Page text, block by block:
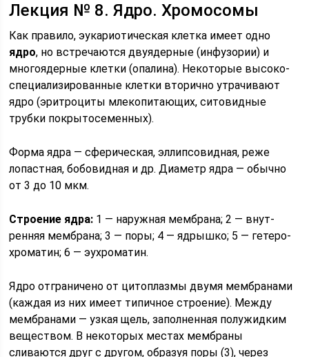
Лекция № 8. Ядро. Хромосомы
Как правило, эукариотическая клетка имеет одно
ядро, но встречаются двуядерные (инфузории) и
многоядерные клетки (опалина). Некоторые высоко­
специализи­рованные клетки вторично утрачивают
ядро (эритроциты млекопитающих, ситовидные
трубки покрытосеменных).
Форма ядра — сферическая, эллипсовидная, реже
лопастная, бобовидная и др. Диаметр ядра — обычно
от 3 до 10 мкм.
Строение ядра: 1 — наруж­ная мембрана; 2 — внут­
ренняя мемб­рана; 3 — поры; 4 — ядрышко; 5 — гетеро­
хроматин; 6 — эухро­матин.
Ядро отграничено от цитоплазмы двумя мембранами
(каждая из них имеет типичное строение). Между
мембранами — узкая щель, заполненная полужидким
веществом. В некоторых местах мембраны
сливаются друг с другом, образуя поры (3), через